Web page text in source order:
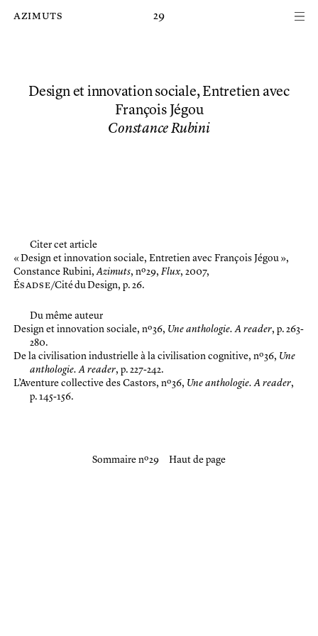
azimuts 29
Design et innovation sociale, Entretien avec
François Jégou
Constance Rubini
Citer cet article
« Design et innovation sociale, Entretien avec François Jégou »,
Constance Rubini,Azimuts, nº 29, Flux, 2007,
Ésadse/Cité du Design, p. 26.
Du même auteur
Design et innovation sociale, nº 36, Une anthologie. A reader, p. 263-
280.
De la civilisation industrielle à la civilisation cognitive, nº 36, Une
anthologie. A reader, p. 227-242.
L’Aventure collective des Castors, nº 36, Une anthologie. A reader,
p. 145-156.
Sommaire nº 29 Haut de page